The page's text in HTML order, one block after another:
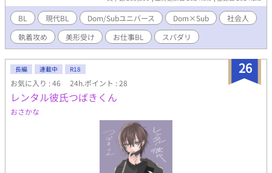
一方、私生活では欲求不満な日々を過ごしていた。 Domの東雲
と、Subの久慈——二人が出会って、三週間が過ぎた頃。 久慈は
マナーの悪いDomに言い寄られ、サブドロップに陥ってしまう。
その久慈を助けたのは、Domを蹴散らすGlareを放った東雲だっ
た。 どうやら東雲は、久慈が相手ならGlareが放てるらしい。 そ
こで東雲は久慈に「グレア不全症を治すため、リハビリ相手とし
てセックス無しのプレイに付き合ってほしい」と懇願。 久慈は迷
った末に、東雲を手助けをすることとなり——。 【CP】 Glareを
出せない病を抱える陶芸家Dom(33歳)×満たされ不足のイケメン
Sub(27歳) 【注意・その他】 ・Dom/Subユニバースで、独自設
定、独自解釈を含みます。 ・お仕事要素部分は雰囲気で、ふんわ
りと読んでいただけると幸いです。 ・サブタイトルに * →プレイ
シーン＆R18シーンあり。 ・サブタイトルに # →残酷描写あり(そ
んな重くありません)。 ・約24万字、本編全65話（完結済）。今
後番外編を追加予定です。 ・ムーンライトノベルスさんにも投稿
BL 現代BL Dom/Subユニバース Dom×Sub
社会人
執着攻め
美形受け お仕事BL スパダリ
26
長編 連載中 R18
お気に入り : 46 24h.ポイント : 28
レンタル彼氏つばきくん
おさかな